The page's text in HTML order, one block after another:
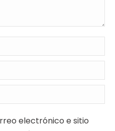
electrónico e sitio